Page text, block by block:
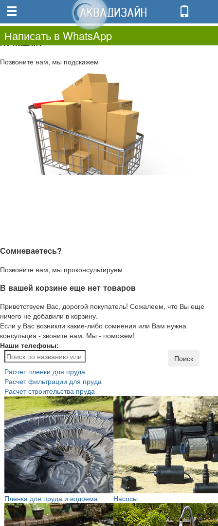
0.00
0
Не нашли?
Позвоните нам, мы подскажем
Сомневаетесь?
Позвоните нам, мы проконсультируем
В вашей корзине еще нет товаров
Приветствуем Вас, дорогой покупатель! Сожалеем, что Вы еще
ничего не добавили в корзину.
Если у Вас возникли какие-либо сомнения или Вам нужна
консульция - звоните нам. Мы - поможем!
Наши телефоны:
Написать в WhatsApp
Поиск
Расчет пленки для пруда
Расчет фильтрации для пруда
Расчет строительства пруда
Пленка для пруда и водоема Насосы